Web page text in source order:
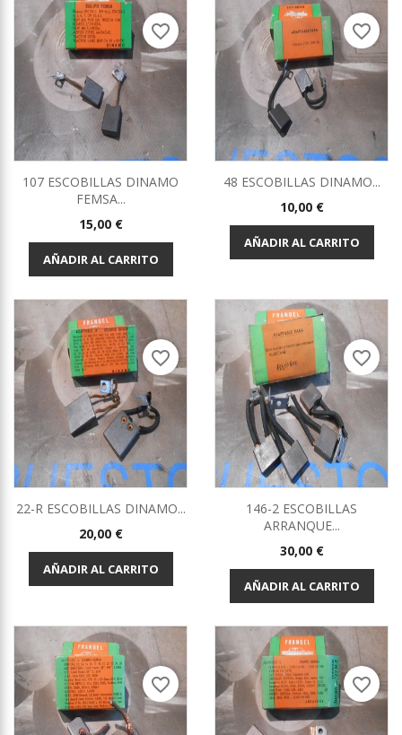
107 ESCOBILLAS DINAMO
FEMSA...
Precio
15,00 €
AÑADIR AL CARRITO
favorite_border
48 ESCOBILLAS DINAMO...
Precio
10,00 €
AÑADIR AL CARRITO
favorite_border
22-R ESCOBILLAS DINAMO...
Precio
20,00 €
AÑADIR AL CARRITO
favorite_border
146-2 ESCOBILLAS
ARRANQUE...
Precio
30,00 €
AÑADIR AL CARRITO
favorite_border
favorite_border favorite_border